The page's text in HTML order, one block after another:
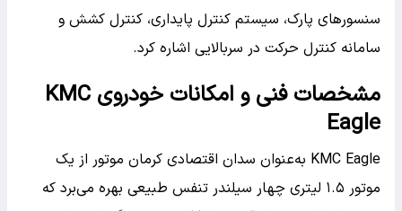
سنسورهای پارک، سیستم کنترل پایداری، کنترل کشش و
سامانه کنترل حرکت در سربالایی اشاره کرد.
مشخصات فنی و امکانات خودروی KMC
Eagle
KMC Eagle به‌عنوان سدان اقتصادی کرمان موتور از یک
موتور ۱.۵ لیتری چهار سیلندر تنفس طبیعی بهره می‌برد که